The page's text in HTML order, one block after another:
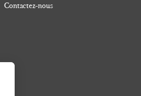
Contactez-nous